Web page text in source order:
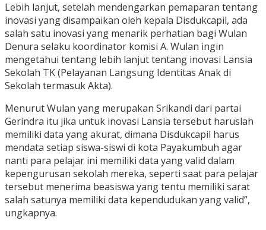
Lebih lanjut, setelah mendengarkan pemaparan tentang
inovasi yang disampaikan oleh kepala Disdukcapil, ada
salah satu inovasi yang menarik perhatian bagi Wulan
Denura selaku koordinator komisi A. Wulan ingin
mengetahui tentang lebih lanjut tentang inovasi Lansia
Sekolah TK (Pelayanan Langsung Identitas Anak di
Sekolah termasuk Akta).
Menurut Wulan yang merupakan Srikandi dari partai
Gerindra itu jika untuk inovasi Lansia tersebut haruslah
memiliki data yang akurat, dimana Disdukcapil harus
mendata setiap siswa-siswi di kota Payakumbuh agar
nanti para pelajar ini memiliki data yang valid dalam
kepengurusan sekolah mereka, seperti saat para pelajar
tersebut menerima beasiswa yang tentu memiliki sarat
salah satunya memiliki data kependudukan yang valid”,
ungkapnya.